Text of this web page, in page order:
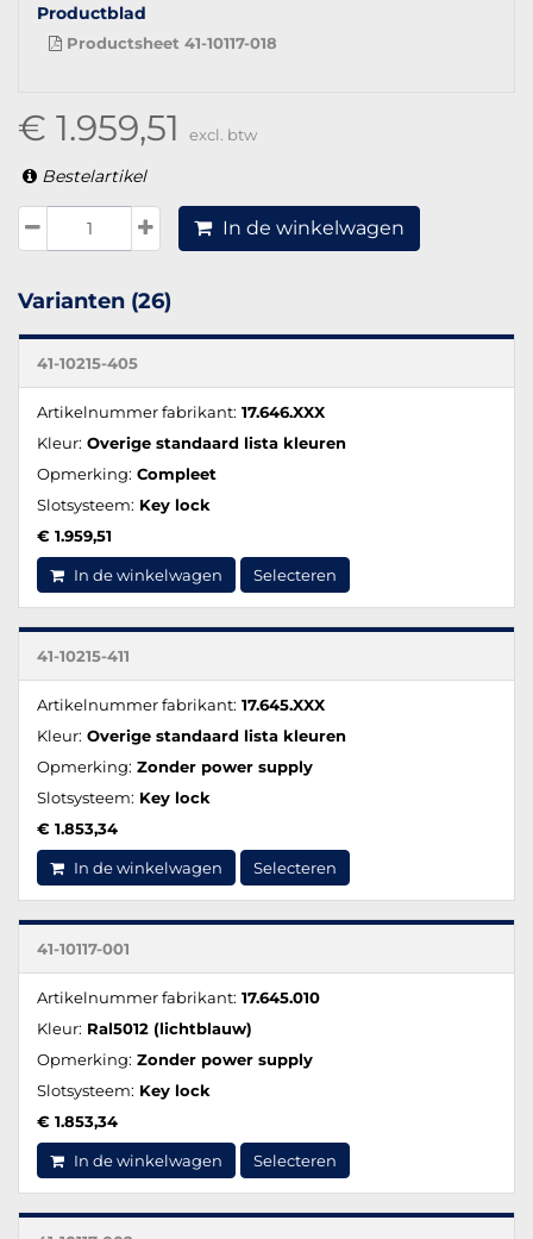
Productblad
Productsheet 41-10117-018
€ 1.959,51 excl. btw
Bestelartikel
In de winkelwagen
Varianten (26)
41-10215-405
Artikelnummer fabrikant: 17.646.XXX
Kleur: Overige standaard lista kleuren
Opmerking: Compleet
Slotsysteem: Key lock
€ 1.959,51
In de winkelwagen Selecteren
41-10215-411
Artikelnummer fabrikant: 17.645.XXX
Kleur: Overige standaard lista kleuren
Opmerking: Zonder power supply
Slotsysteem: Key lock
€ 1.853,34
In de winkelwagen Selecteren
41-10117-001
Artikelnummer fabrikant: 17.645.010
Kleur: Ral5012 (lichtblauw)
Opmerking: Zonder power supply
Slotsysteem: Key lock
€ 1.853,34
In de winkelwagen Selecteren